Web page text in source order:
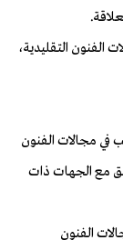
الفنون التقليدية،
في مجالات الفنون
مع الجهات ذات
الفنون